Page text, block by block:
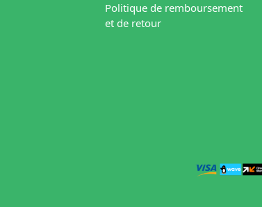
Politique de remboursement
et de retour